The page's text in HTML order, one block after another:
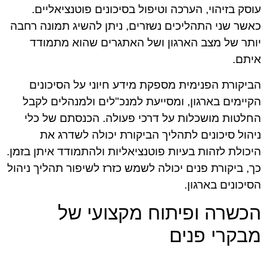
עוסק בזיהוי, הערכה וטיפול בסיכונים פוטנציאליים.
כאשר שני התהליכים נשזרים, ניתן להשיג תמונה רחבה
יותר של מצב הארגון ושל האתגרים שהוא מתמודד
איתם.
הביקורת הפנימית מספקת מידע חיוני על הסיכונים
הקיימים בארגון, ומסייעת למנכ"לים ולמנהלים לקבל
החלטות מושכלות על דרכי פעולה. הכנסתם של כלי
ניהול סיכונים לתהליך הביקורת יכולה לשדרג את
היכולת לזהות בעיות פוטנציאליות ולהתמודד איתן בזמן.
כך, ביקורת פנים יכולה לשמש כזרז לשיפור תהליך ניהול
הסיכונים בארגון.
הכשרה ופיתוח מקצועי של
מבקרי פנים